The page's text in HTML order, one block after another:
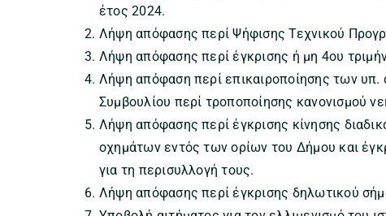
έτος 2024.
Λήψη απόφασης περί Ψήφισης Τεχνικού
Λήψη απόφασης περί έγκρισης ή μη 4ου
Λήψη απόφαση περί επικαιροποίησης των
Συμβουλίου περί τροποποίησης κανονισμού
Λήψη απόφασης περί έγκρισης κίνησης
οχημάτων εντός των ορίων του Δήμου και
για τη περισυλλογή τους.
Λήψη απόφασης περί έγκρισης δηλωτικού